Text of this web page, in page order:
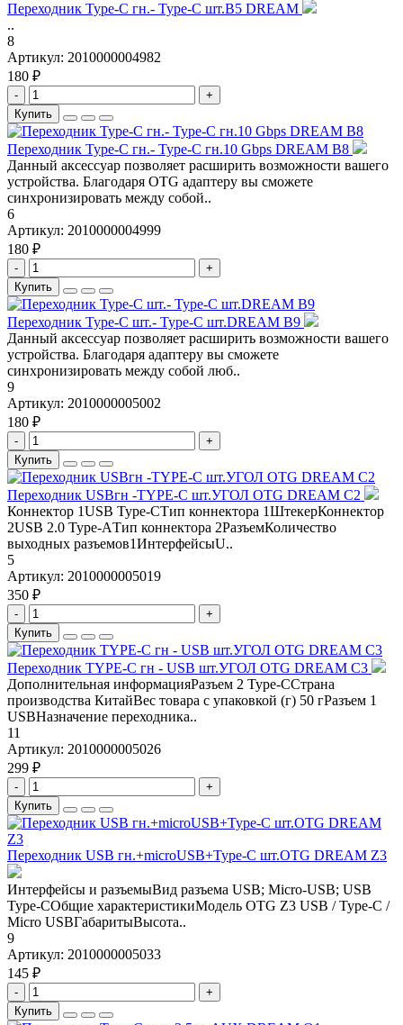
Переходник Type-C гн.- Type-C шт.B5 DREAM
..
8
Артикул: 2010000004982
180 ₽
-
+
Купить
Переходник Type-C гн.- Type-C гн.10 Gbps DREAM B8
Данный аксессуар позволяет расширить возможности вашего
устройства. Благодаря OTG адаптеру вы сможете
синхронизировать между собой..
6
Артикул: 2010000004999
180 ₽
-
+
Купить
Переходник Type-C шт.- Type-C шт.DREAM B9
Данный аксессуар позволяет расширить возможности вашего
устройства. Благодаря адаптеру вы сможете
синхронизировать между собой люб..
9
Артикул: 2010000005002
180 ₽
-
+
Купить
Переходник USBгн -TYPE-C шт.УГОЛ OTG DREAM C2
Коннектор 1USB Type-CТип коннектора 1ШтекерКоннектор
2USB 2.0 Type-AТип коннектора 2РазъемКоличество
выходных разъемов1ИнтерфейсыU..
5
Артикул: 2010000005019
350 ₽
-
+
Купить
Переходник TYPE-C гн - USB шт.УГОЛ OTG DREAM C3
Дополнительная информацияРазъем 2 Type-ССтрана
производства КитайВес товара с упаковкой (г) 50 гРазъем 1
USBНазначение переходника..
11
Артикул: 2010000005026
299 ₽
-
+
Купить
Переходник USB гн.+microUSB+Type-C шт.OTG DREAM Z3
Интерфейсы и разъемыВид разъема USB; Micro-USB; USB
Type-CОбщие характеристикиМодель OTG Z3 USB / Type-C /
Micro USBГабаритыВысота..
9
Артикул: 2010000005033
145 ₽
-
+
Купить